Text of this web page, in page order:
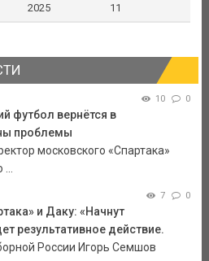
2025
11
10 0
футбол вернётся в
проблемы
московского «Спартака»
7 0
и Даку: «Начнут
результативное действие.
России Игорь Семшов